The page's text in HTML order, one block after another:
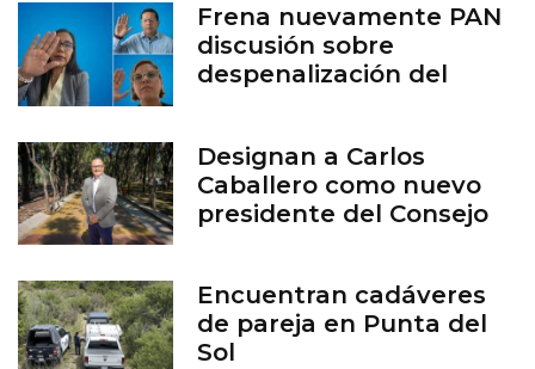
Frena nuevamente PAN
discusión sobre
despenalización del
Designan a Carlos
Caballero como nuevo
presidente del Consejo
Encuentran cadáveres
de pareja en Punta del
Sol